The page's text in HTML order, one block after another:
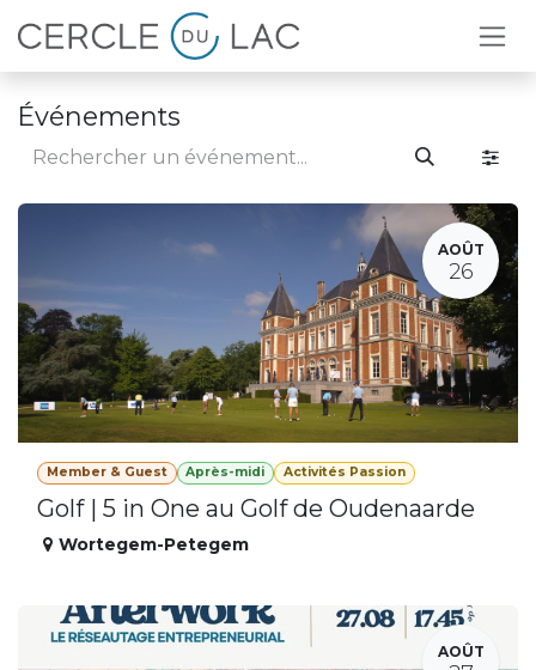
Se rendre au contenu
Événements
AOÛT
26
Member & Guest Après-midi Activités Passion
Golf | 5 in One au Golf de Oudenaarde
Wortegem-Petegem
AOÛT